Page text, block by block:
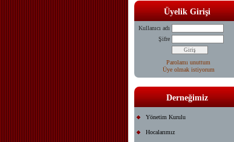
Üyelik Girişi
Kullanıcı adı
Şifre
Parolamı unuttum
Üye olmak istiyorum
Derneğimiz
Yönetim Kurulu
Hocalarımız